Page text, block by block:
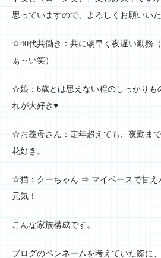
思っていますので、よろしくお願いいた
☆40代共働き：共に朝早く夜遅い勤務
ぁ～い笑）
☆娘：6歳とは思えない程のしっかりも
れが大好き♥
☆お義母さん：定年超えても、夜勤ま
花好き。
☆猫：クーちゃん ⇒ マイペースで甘
元気！
こんな家族構成です。
ブログのペンネームを考えていた際に